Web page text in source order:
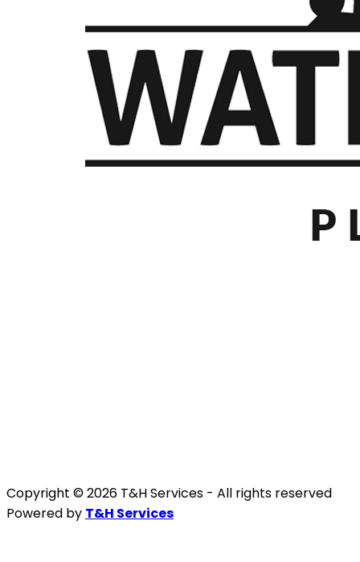
Copyright © 2026 T&H Services - All rights reserved
Powered by T&H Services